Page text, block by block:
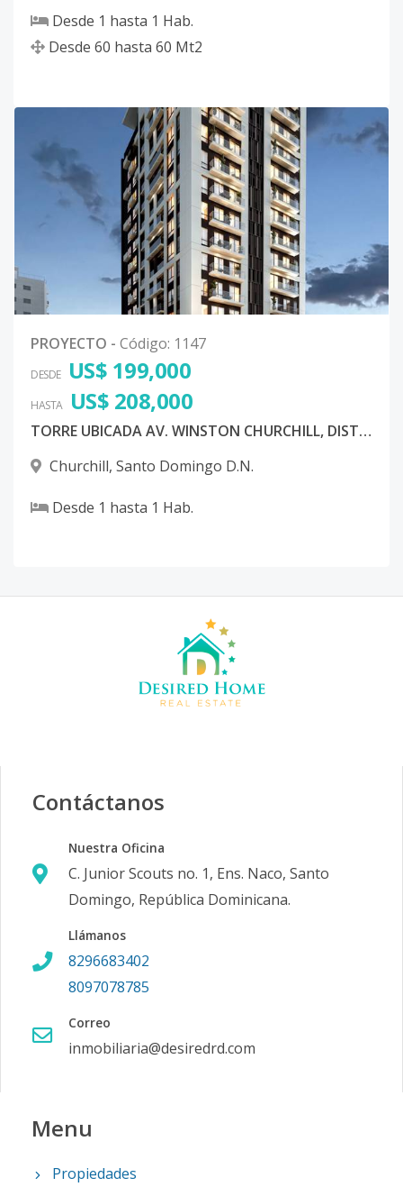
Desde 1 hasta 1 Hab.
Desde 60 hasta 60 Mt2
PROYECTO - Código: 1147
DESDE US$ 199,000
HASTA US$ 208,000
TORRE UBICADA AV. WINSTON CHURCHILL, DISTRITO NACIONAL
Churchill, Santo Domingo D.N.
Desde 1 hasta 1 Hab.
Contáctanos
Nuestra Oficina
C. Junior Scouts no. 1, Ens. Naco, Santo
Domingo, República Dominicana.
Llámanos
8296683402
8097078785
Correo
inmobiliaria@desiredrd.com
Menu
Propiedades